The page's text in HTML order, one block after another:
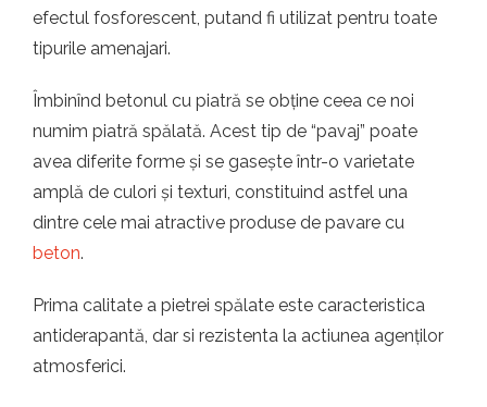
efectul fosforescent, putand fi utilizat pentru toate
tipurile amenajari.
Îmbinînd betonul cu piatră se obține ceea ce noi
numim piatră spălată. Acest tip de “pavaj” poate
avea diferite forme și se gasește într-o varietate
amplă de culori și texturi, constituind astfel una
dintre cele mai atractive produse de pavare cu
beton.
Prima calitate a pietrei spălate este caracteristica
antiderapantă, dar si rezistenta la actiunea agenților
atmosferici.